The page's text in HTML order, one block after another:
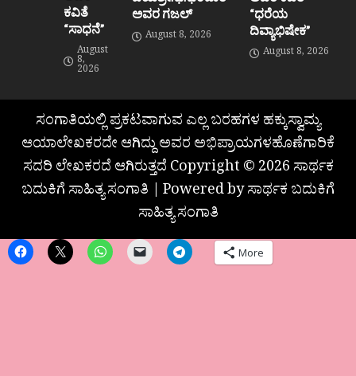
ಕವಿತೆ
“ಸಾಧನೆ”
August
8,
2026
ಅವರ ಗಜಲ್
August 8, 2026
“ಧರೆಯ
ದಿವ್ಯಾಭಿಷೇಕ”
August 8, 2026
ಸಂಗಾತಿಯಲ್ಲಿ ಪ್ರಕಟವಾಗುವ ಎಲ್ಲ ಬರಹಗಳ ಹಕ್ಕುಸ್ವಾಮ್ಯ
ಆಯಾಲೇಖಕರದೇ ಆಗಿದ್ದು ಅವರ ಅಭಿಪ್ರಾಯಗಳಹೊಣೆಗಾರಿಕೆ
ಸದರಿ ಲೇಖಕರದೆ ಆಗಿರುತ್ತದೆ Copyright © 2026 ಸಾರ್ಥಕ
ಬದುಕಿಗೆ ಸಾಹಿತ್ಯ ಸಂಗಾತಿ | Powered by ಸಾರ್ಥಕ ಬದುಕಿಗೆ
ಸಾಹಿತ್ಯ ಸಂಗಾತಿ
More